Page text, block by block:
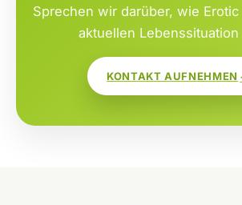
Sprechen wir darüber, wie
aktuellen Lebenssituation
KONTAKT AUFNEHMEN